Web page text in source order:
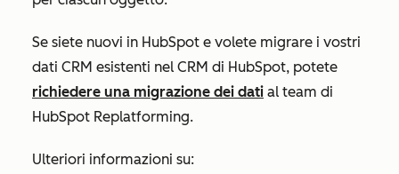
Se siete nuovi in HubSpot e volete migrare i vostri
dati CRM esistenti nel CRM di HubSpot, potete
richiedere una migrazione dei dati al team di
HubSpot Replatforming.
Ulteriori informazioni su: